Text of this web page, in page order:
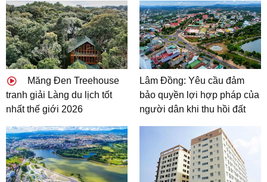
Măng Đen Treehouse
tranh giải Làng du lịch tốt
nhất thế giới 2026
Lâm Đồng: Yêu cầu đảm
bảo quyền lợi hợp pháp của
người dân khi thu hồi đất